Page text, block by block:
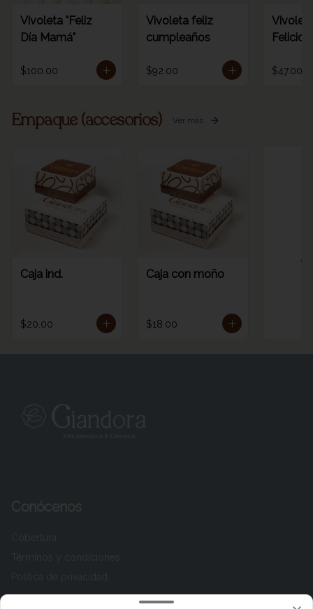
Vivoleta "Feliz
Día Mamá"
$100.00
Vivoleta feliz
cumpleaños
$92.00 $47.00
Empaque (accesorios) Ver más
Caja ind.
$20.00
Caja con moño
$18.00